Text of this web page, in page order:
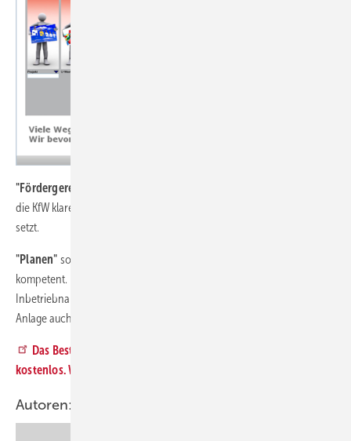
"Fördergerecht"
die KfW klare Regeln zum Beispiel für den hydraulischen Abgleich
setzt.
"Planen" sollte man eine Heizung vor der Montage, umfassend und
kompetent. Damit der Materialeinsatz minimiert ist und die
Inbetriebnahme reibungsfrei klappt. Und – last but not least – die
Anlage auch wirklich energieeffizient läuft. Zur Freude des Besitzers.
Das Beste ist, für Lehrer und Schüler ist das Programm
kostenlos. Wer hier klickt, kann sich die Testversion absaugen!
Autoren: